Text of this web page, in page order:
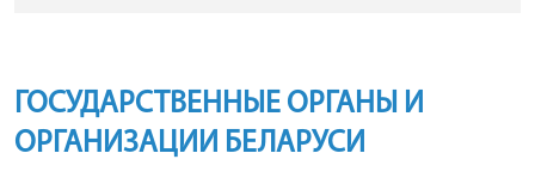
ГОСУДАРСТВЕННЫЕ ОРГАНЫ И
ОРГАНИЗАЦИИ БЕЛАРУСИ